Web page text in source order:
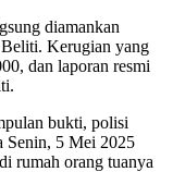
diamankan
Beliti. Kerugian yang
dan laporan resmi
bukti, polisi
Senin, 5 Mei 2025
rumah orang tuanya